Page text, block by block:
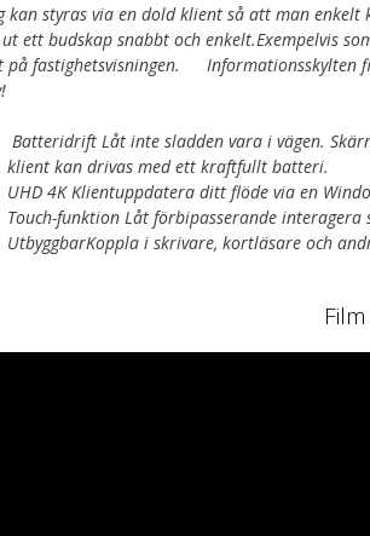
kan styras via en dold klient så att man
ett budskap snabbt och enkelt.Exempelvis
på fastighetsvisningen. Informationsskylten
Batteridrift Låt inte sladden vara i vägen.
klient kan drivas med ett kraftfullt batteri.
UHD 4K Klientuppdatera ditt flöde via en
Touch-funktion Låt förbipasserande
UtbyggbarKoppla i skrivare, kortläsare och